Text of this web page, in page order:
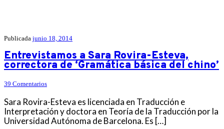
Publicada junio 18, 2014
Entrevistamos a Sara Rovira-Esteva,
correctora de ‘Gramática básica del chino’
39 Comentarios
Sara Rovira-Esteva es licenciada en Traducción e
Interpretación y doctora en Teoría de la Traducción por la
Universidad Autónoma de Barcelona. Es […]